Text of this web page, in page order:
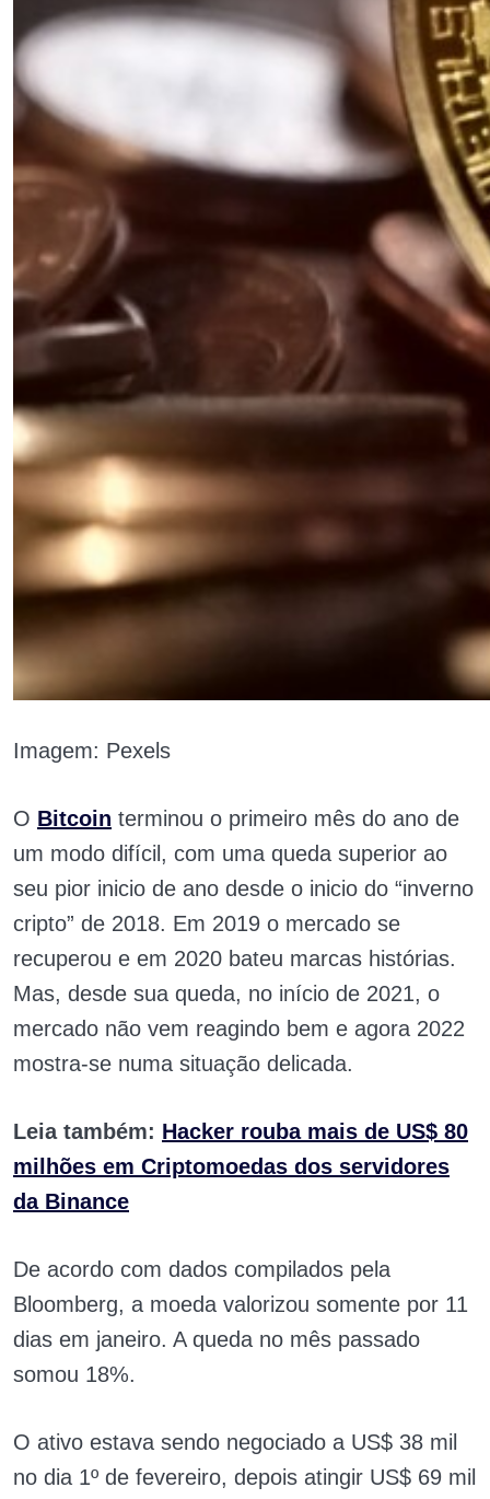
Imagem: Pexels
O Bitcoin terminou o primeiro mês do ano de
um modo difícil, com uma queda superior ao
seu pior inicio de ano desde o inicio do “inverno
cripto” de 2018. Em 2019 o mercado se
recuperou e em 2020 bateu marcas histórias.
Mas, desde sua queda, no início de 2021, o
mercado não vem reagindo bem e agora 2022
mostra-se numa situação delicada.
Leia também: Hacker rouba mais de US$ 80
milhões em Criptomoedas dos servidores
da Binance
De acordo com dados compilados pela
Bloomberg, a moeda valorizou somente por 11
dias em janeiro. A queda no mês passado
somou 18%.
O ativo estava sendo negociado a US$ 38 mil
no dia 1º de fevereiro, depois atingir US$ 69 mil